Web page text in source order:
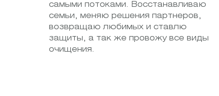
самыми потоками. Восстанавливаю
семьи, меняю решения партнеров,
возвращаю любимых и ставлю
защиты, а так же провожу все виды
очищения.